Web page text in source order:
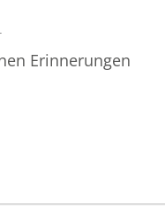
Erinnerungen